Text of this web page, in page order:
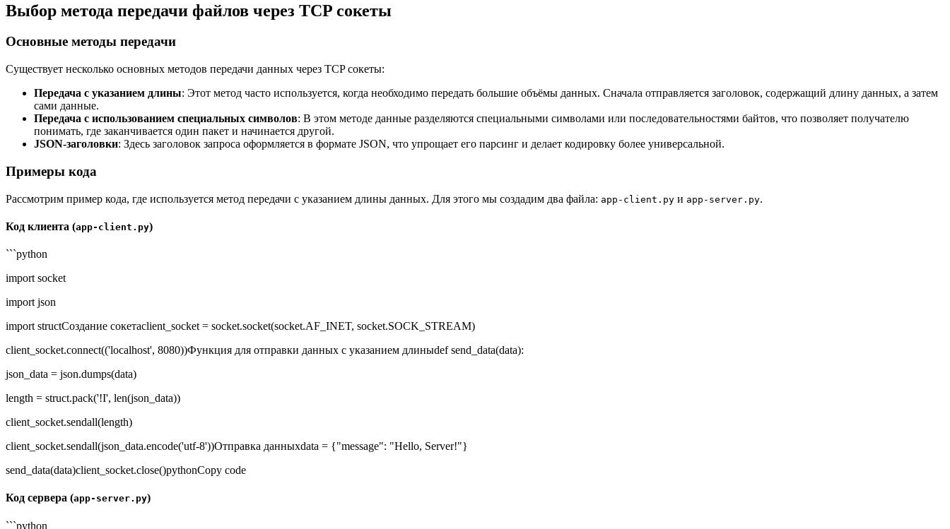
Выбор метода передачи файлов через TCP сокеты
Основные методы передачи
Существует несколько основных методов передачи данных через TCP сокеты:
Передача с указанием длины: Этот метод часто используется, когда необходимо передать большие объёмы данных. Сначала отправляется заголовок, содержащий длину данных, а затем
сами данные.
Передача с использованием специальных символов: В этом методе данные разделяются специальными символами или последовательностями байтов, что позволяет получателю
понимать, где заканчивается один пакет и начинается другой.
JSON-заголовки: Здесь заголовок запроса оформляется в формате JSON, что упрощает его парсинг и делает кодировку более универсальной.
Примеры кода
Рассмотрим пример кода, где используется метод передачи с указанием длины данных. Для этого мы создадим два файла: app-client.py и app-server.py.
Код клиента (app-client.py)
```python
import socket
import json
import structСоздание сокетаclient_socket = socket.socket(socket.AF_INET, socket.SOCK_STREAM)
client_socket.connect(('localhost', 8080))Функция для отправки данных с указанием длиныdef send_data(data):
json_data = json.dumps(data)
length = struct.pack('!I', len(json_data))
client_socket.sendall(length)
client_socket.sendall(json_data.encode('utf-8'))Отправка данныхdata = {"message": "Hello, Server!"}
send_data(data)client_socket.close()pythonCopy code
Код сервера (app-server.py)
```python